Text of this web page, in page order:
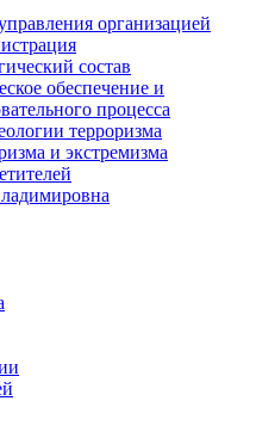
организацией
состав
обеспечение и
процесса
терроризма
и экстремизма